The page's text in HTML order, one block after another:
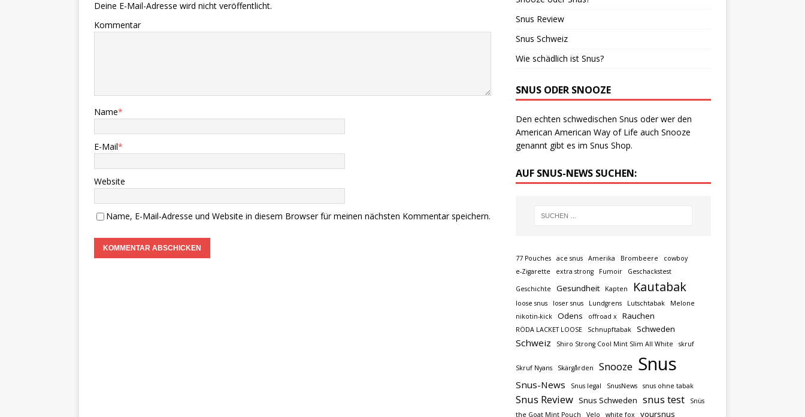
Deine E-Mail-Adresse wird nicht veröffentlicht.
Kommentar
Name*
E-Mail*
Website
Name, E-Mail-Adresse und Website in diesem Browser für meinen nächsten Kommentar speichern.
Snus Review
Snus Schweiz
Wie schädlich ist Snus?
SNUS ODER SNOOZE
Den echten schwedischen Snus oder wer den
American American Way of Life auch Snooze
genannt gibt es im Snus Shop.
AUF SNUS-NEWS SUCHEN:
77 Pouches ace snus Amerika Brombeere
cowboy
e-Zigarette
extra strong Fumoir Geschackstest
Geschichte Gesundheit Kapten Kautabak
loose snus loser snus Lundgrens Lutschtabak
Melone
nikotin-kick
Odens offroad x Rauchen
RÖDA LACKET LOOSE Schnupftabak Schweden
Schweiz Shiro Strong Cool Mint Slim All White skruf
Skruf Nyans Skärgården Snooze Snus
Snus-News Snus legal SnusNews snus ohne tabak
Snus Review Snus Schweden snus test
Snüs
the Goat Mint Pouch
Velo white fox yoursnus